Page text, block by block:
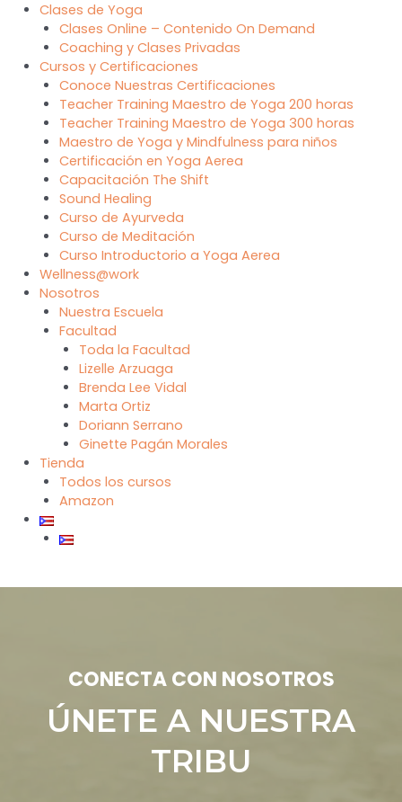
Clases de Yoga
Clases Online – Contenido On Demand
Coaching y Clases Privadas
Cursos y Certificaciones
Conoce Nuestras Certificaciones
Teacher Training Maestro de Yoga 200 horas
Teacher Training Maestro de Yoga 300 horas
Maestro de Yoga y Mindfulness para niños
Certificación en Yoga Aerea
Capacitación The Shift
Sound Healing
Curso de Ayurveda
Curso de Meditación
Curso Introductorio a Yoga Aerea
Wellness@work
Nosotros
Nuestra Escuela
Facultad
Toda la Facultad
Lizelle Arzuaga
Brenda Lee Vidal
Marta Ortiz
Doriann Serrano
Ginette Pagán Morales
Tienda
Todos los cursos
Amazon
CONECTA CON NOSOTROS
ÚNETE A NUESTRA
TRIBU